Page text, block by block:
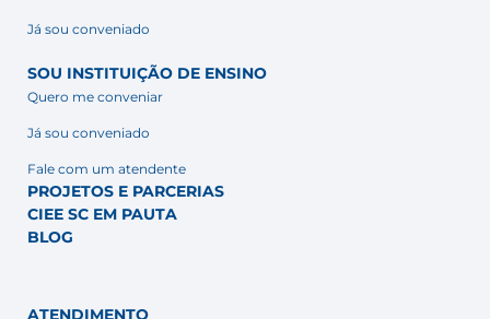
Já sou conveniado
SOU INSTITUIÇÃO DE ENSINO
Quero me conveniar
Já sou conveniado
Fale com um atendente
PROJETOS E PARCERIAS
CIEE SC EM PAUTA
BLOG
ATENDIMENTO